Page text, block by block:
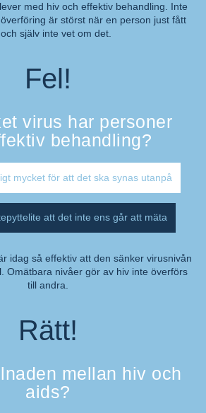
med hiv och effektiv behandling. Inte
är störst när en person just fått
själv inte vet om det.
Fel!
virus har personer
behandling?
mycket för att det ska synas utanpå
att det inte ens går att mäta
idag så effektiv att den sänker virusnivån
Omätbara nivåer gör av hiv inte överförs
till andra.
Rätt!
mellan hiv och
aids?